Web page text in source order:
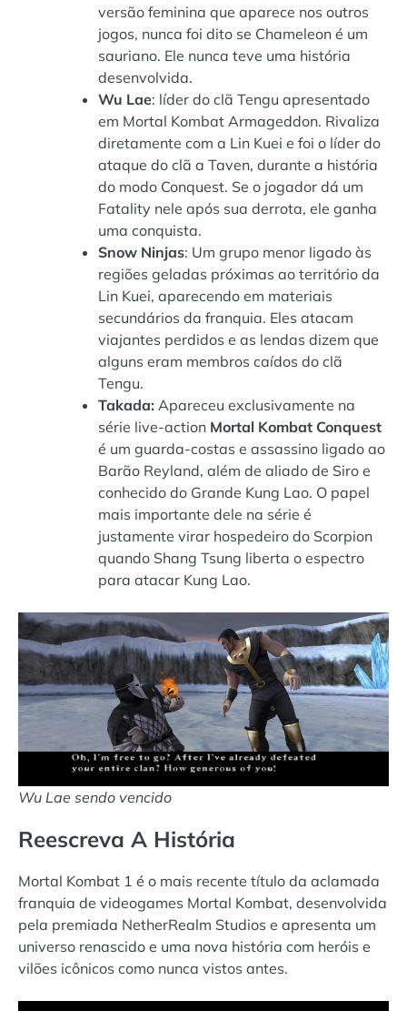
versão feminina que aparece nos outros
jogos, nunca foi dito se Chameleon é um
sauriano. Ele nunca teve uma história
desenvolvida.
Wu Lae: líder do clã Tengu apresentado
em Mortal Kombat Armageddon. Rivaliza
diretamente com a Lin Kuei e foi o líder do
ataque do clã a Taven, durante a história
do modo Conquest. Se o jogador dá um
Fatality nele após sua derrota, ele ganha
uma conquista.
Snow Ninjas: Um grupo menor ligado às
regiões geladas próximas ao território da
Lin Kuei, aparecendo em materiais
secundários da franquia. Eles atacam
viajantes perdidos e as lendas dizem que
alguns eram membros caídos do clã
Tengu.
Takada: Apareceu exclusivamente na
série live-action Mortal Kombat Conquest
é um guarda-costas e assassino ligado ao
Barão Reyland, além de aliado de Siro e
conhecido do Grande Kung Lao. O papel
mais importante dele na série é
justamente virar hospedeiro do Scorpion
quando Shang Tsung liberta o espectro
para atacar Kung Lao.
Wu Lae sendo vencido
Reescreva A História
Mortal Kombat 1 é o mais recente título da aclamada
franquia de videogames Mortal Kombat, desenvolvida
pela premiada NetherRealm Studios e apresenta um
universo renascido e uma nova história com heróis e
vilões icônicos como nunca vistos antes.